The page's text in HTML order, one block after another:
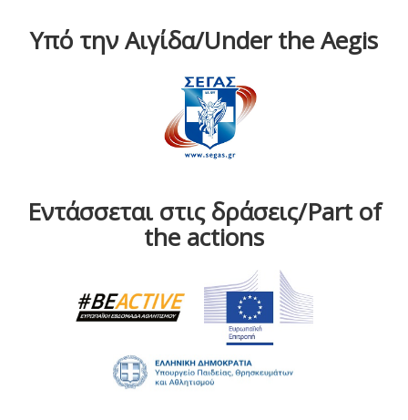
Υπό την Αιγίδα/Under the Aegis
Εντάσσεται στις δράσεις/Part of
the actions